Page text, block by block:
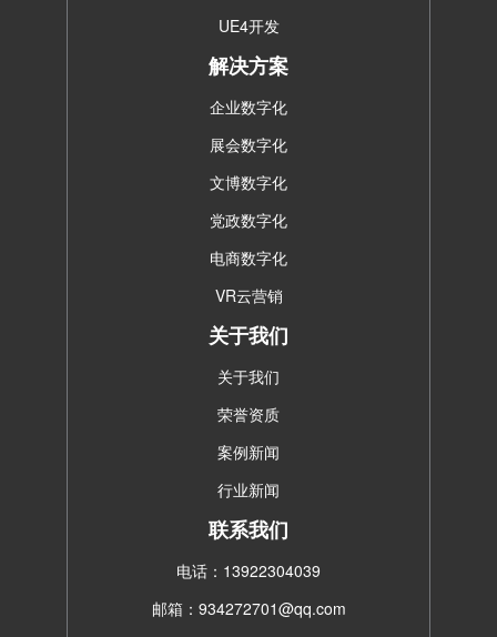
UE4开发
解决方案
企业数字化
展会数字化
文博数字化
党政数字化
电商数字化
VR云营销
关于我们
关于我们
荣誉资质
案例新闻
行业新闻
联系我们
电话：13922304039
邮箱：934272701@qq.com